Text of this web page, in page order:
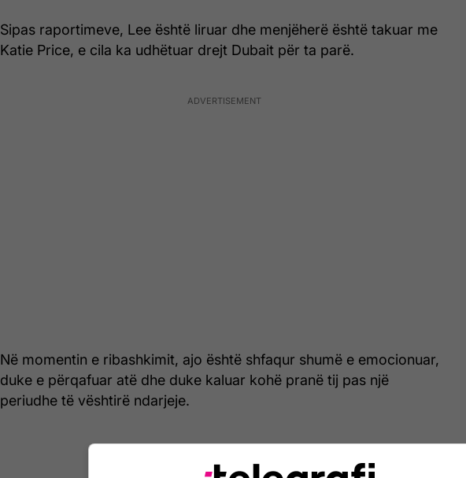
Sipas raportimeve, Lee është liruar dhe menjëherë është takuar me
Katie Price, e cila ka udhëtuar drejt Dubait për ta parë.
Në momentin e ribashkimit, ajo është shfaqur shumë e emocionuar,
duke e përqafuar atë dhe duke kaluar kohë pranë tij pas një
periudhe të vështirë ndarjeje.